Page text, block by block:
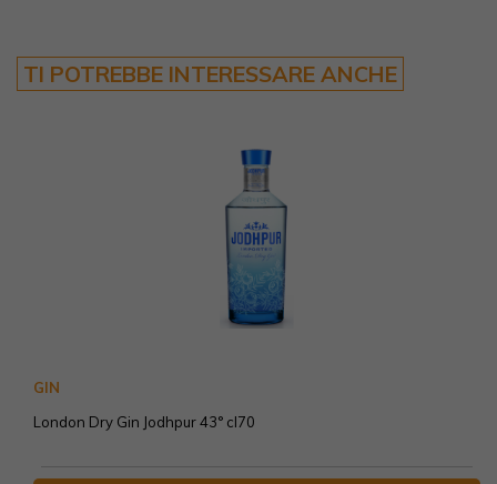
TI POTREBBE INTERESSARE ANCHE
GIN
London Dry Gin Jodhpur 43° cl70